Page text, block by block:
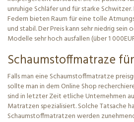
unruhige Schläfer und für starke
Federn bieten Raum für eine tolle
und stabil. Der Preis kann sehr niedrig
Modelle sehr hoch ausfallen (über 1
Schaumstoffmatraze
Falls man eine Schaumstoffmatratze
sollte man in dem Online Shop
sind in letzter Zeit etliche Unternehmen
Matratzen spezialisiert. Solche Tatsache
Schaumstoffmatratzen werden